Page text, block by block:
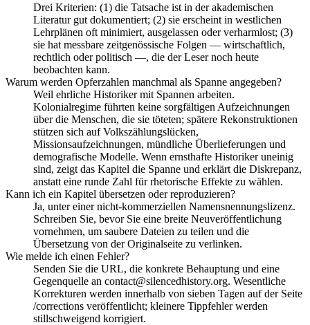
Drei Kriterien: (1) die Tatsache ist in der akademischen
Literatur gut dokumentiert; (2) sie erscheint in westlichen
Lehrplänen oft minimiert, ausgelassen oder verharmlost; (3)
sie hat messbare zeitgenössische Folgen — wirtschaftlich,
rechtlich oder politisch —, die der Leser noch heute
beobachten kann.
Warum werden Opferzahlen manchmal als Spanne angegeben?
Weil ehrliche Historiker mit Spannen arbeiten.
Kolonialregime führten keine sorgfältigen Aufzeichnungen
über die Menschen, die sie töteten; spätere Rekonstruktionen
stützen sich auf Volkszählungslücken,
Missionsaufzeichnungen, mündliche Überlieferungen und
demografische Modelle. Wenn ernsthafte Historiker uneinig
sind, zeigt das Kapitel die Spanne und erklärt die Diskrepanz,
anstatt eine runde Zahl für rhetorische Effekte zu wählen.
Kann ich ein Kapitel übersetzen oder reproduzieren?
Ja, unter einer nicht-kommerziellen Namensnennungslizenz.
Schreiben Sie, bevor Sie eine breite Neuveröffentlichung
vornehmen, um saubere Dateien zu teilen und die
Übersetzung von der Originalseite zu verlinken.
Wie melde ich einen Fehler?
Senden Sie die URL, die konkrete Behauptung und eine
Gegenquelle an contact@silencedhistory.org. Wesentliche
Korrekturen werden innerhalb von sieben Tagen auf der Seite
/corrections veröffentlicht; kleinere Tippfehler werden
stillschweigend korrigiert.